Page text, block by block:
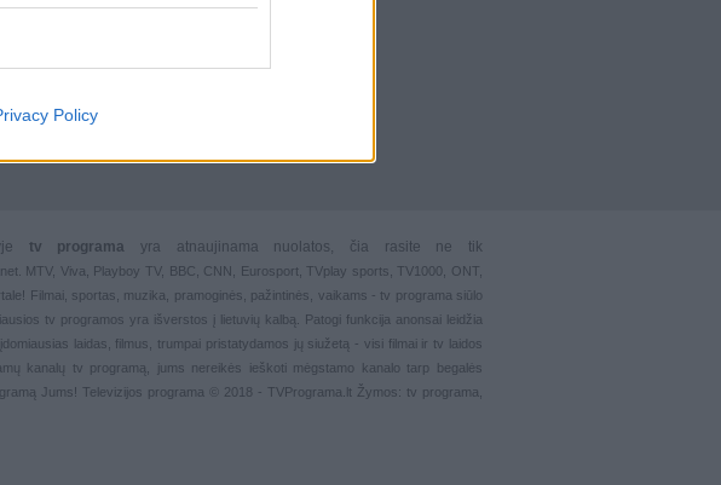
Policy
tv programa
yra atnaujinama nuolatos, čia rasite ne tik
MTV, Viva, Playboy TV, BBC, CNN, Eurosport, TVplay sports , TV1000, ONT,
Filmai, sportas muzika pramoginės pažintinės vaikams - tv programa siūlo
tv programos yra išverstos į lietuvių kalbą. Patogi funkcija anonsai leidžia
laidas, filmus, trumpai pristatydamos jų siužetą - visi filmai ir tv laidos
kanalų
tv programą, jums nereikės ieškoti mėgstamo kanalo tarp begalės
Jums! Televizijos programa © 2018 - TVPrograma.lt Žymos: tv programa,